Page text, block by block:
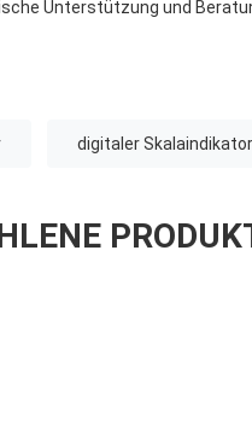
Unterstützung und
digitaler Skalaindikator